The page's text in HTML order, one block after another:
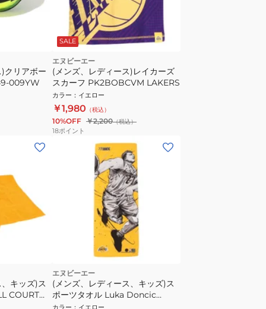
クリアボー
009YW
SALE
エヌビーエー
(メンズ、レディース)レイカーズ
スカーフ PK2BOBCVM LAKERS
カラー ： イエロー
￥1,980 （税込）
10%OFF ￥2,200（税込）
18ポイント
キッズ)ス
COURT
エヌビーエー
(メンズ、レディース、キッズ)ス
ポーツタオル Luka Doncic
NBA87596
カラー ： イエロー